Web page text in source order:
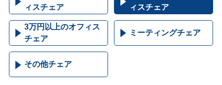
ィスチェア
ィスチェア
3万円以上のオフィス
チェア
ミーティングチェア
その他チェア